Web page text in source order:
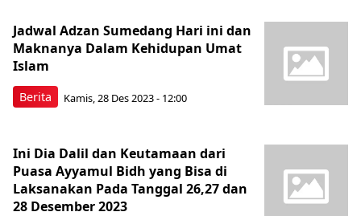
Berita
Jadwal Adzan Sumedang Hari ini dan
Maknanya Dalam Kehidupan Umat
Islam
Kamis, 28 Des 2023 - 12:00
Ini Dia Dalil dan Keutamaan dari
Puasa Ayyamul Bidh yang Bisa di
Laksanakan Pada Tanggal 26,27 dan
28 Desember 2023